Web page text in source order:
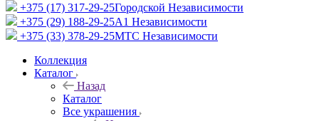
+375 (17) 317-29-25Городской Независимости
+375 (29) 188-29-25A1 Независимости
+375 (33) 378-29-25МТС Независимости
Коллекция
Каталог
Назад
Каталог
Все украшения